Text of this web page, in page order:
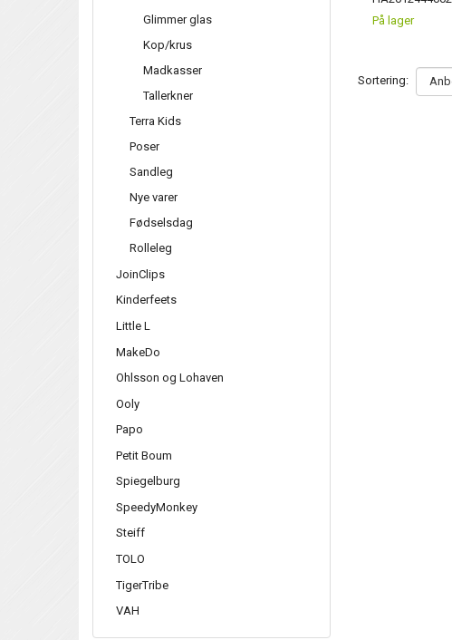
Glimmer glas
Kop/krus
Madkasser
Tallerkner
Terra Kids
Poser
Sandleg
Nye varer
Fødselsdag
Rolleleg
JoinClips
Kinderfeets
Little L
MakeDo
Ohlsson og Lohaven
Ooly
Papo
Petit Boum
Spiegelburg
SpeedyMonkey
Steiff
TOLO
TigerTribe
VAH
På lager
Sortering: